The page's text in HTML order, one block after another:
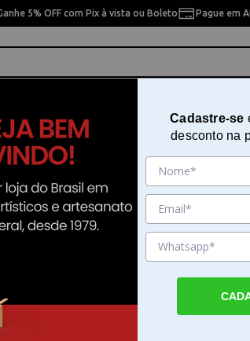
5% OFF com Pix à vista ou Boleto Pague em
Pintura
LISA CONDOR - 992
ESPÁTULA ARTÍSTICA
CONDOR - 992
ESPÁTULA ARTÍSTICA PLÁSTICA LISA
Cadastre-se
desconto na